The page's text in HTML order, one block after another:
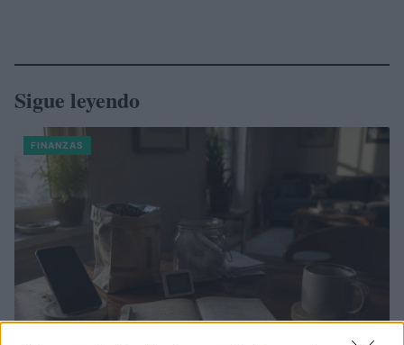
Sigue leyendo
FINANZAS